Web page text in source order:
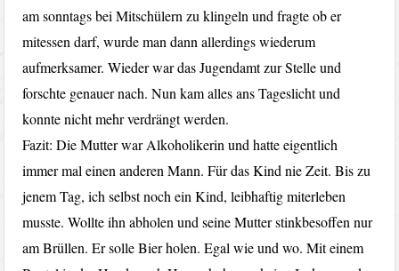
am sonntags bei Mitschülern zu klingeln und fragte ob er
mitessen darf, wurde man dann allerdings wiederum
aufmerksamer. Wieder war das Jugendamt zur Stelle und
forschte genauer nach. Nun kam alles ans Tageslicht und
konnte nicht mehr verdrängt werden.
Fazit: Die Mutter war Alkoholikerin und hatte eigentlich
immer mal einen anderen Mann. Für das Kind nie Zeit. Bis zu
jenem Tag, ich selbst noch ein Kind, leibhaftig miterleben
musste. Wollte ihn abholen und seine Mutter stinkbesoffen nur
am Brüllen. Er solle Bier holen. Egal wie und wo. Mit einem